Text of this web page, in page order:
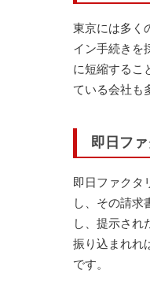
東京には多く
イン手続きを
に短縮するこ
ている会社も
即日フ
即日ファクタ
し、その請求
し、提示され
振り込まれれ
です。